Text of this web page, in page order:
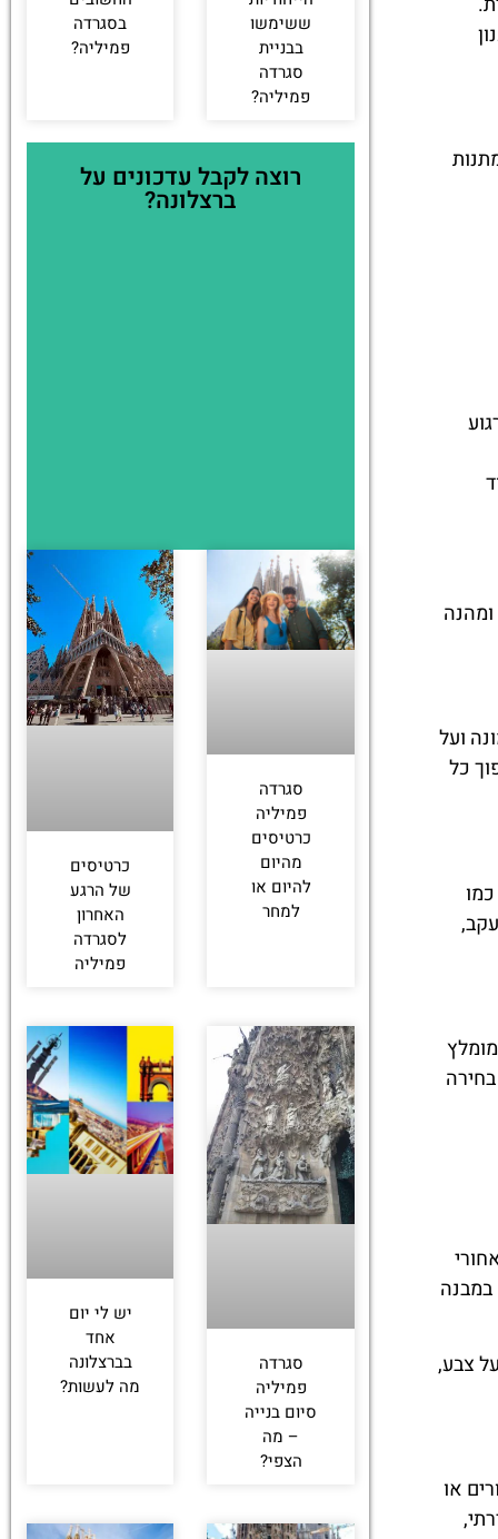
ועל
כל
במבנה
צבע,
או
ששימשו
בבניית
סגרדה
פמיליה?
בסגרדה
פמיליה?
רוצה לקבל עדכונים על
ברצלונה?
סגרדה
פמיליה
כרטיסים
מהיום
להיום או
למחר
כרטיסים
של הרגע
האחרון
לסגרדה
פמיליה
סגרדה
פמיליה
סיום בנייה
– מה
הצפי?
יש לי יום
אחד
בברצלונה
מה לעשות?